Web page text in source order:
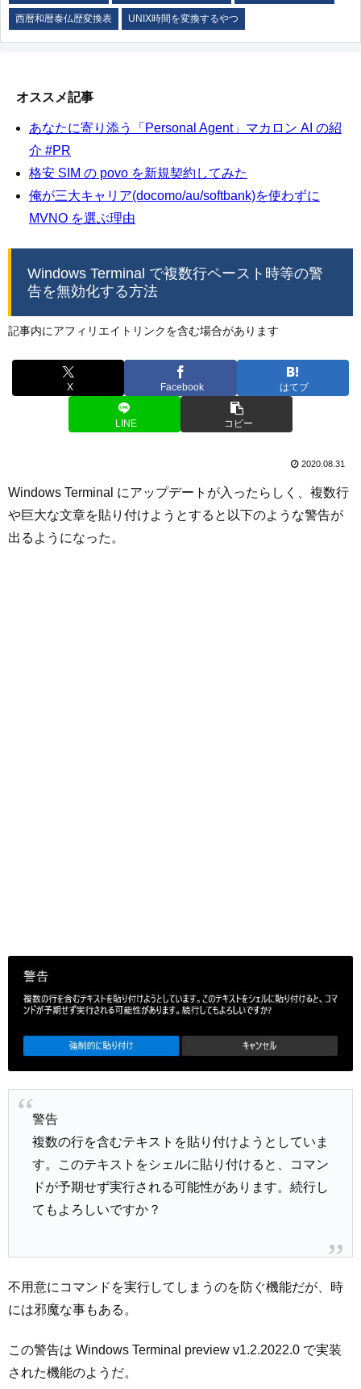
西暦和暦泰仏歴変換表 UNIX時間を変換するやつ
オススメ記事
あなたに寄り添う「Personal Agent」マカロン AI の紹
介 #PR
格安 SIM の povo を新規契約してみた
俺が三大キャリア(docomo/au/softbank)を使わずに
MVNO を選ぶ理由
Windows Terminal で複数行ペースト時等の警
告を無効化する方法
記事内にアフィリエイトリンクを含む場合があります
X Facebook はてブ
LINE コピー
2020.08.31
Windows Terminal にアップデートが入ったらしく、複数行
や巨大な文章を貼り付けようとすると以下のような警告が
出るようになった。
警告
複数の行を含むテキストを貼り付けようとしていま
す。このテキストをシェルに貼り付けると、コマン
ドが予期せず実行される可能性があります。続行し
てもよろしいですか？
不用意にコマンドを実行してしまうのを防ぐ機能だが、時
には邪魔な事もある。
この警告は Windows Terminal preview v1.2.2022.0 で実装
された機能のようだ。